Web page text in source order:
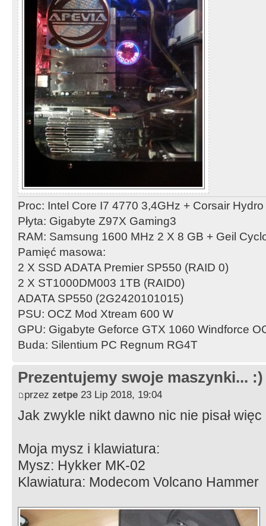
Proc: Intel Core I7 4770 3,4GHz + Corsair
Płyta: Gigabyte Z97X Gaming3
RAM: Samsung 1600 MHz 2 X 8 GB + Geil
Pamięć masowa:
2 X SSD ADATA Premier SP550 (RAID 0)
2 X ST1000DM003 1TB (RAID0)
ADATA SP550 (2G2420101015)
PSU: OCZ Mod Xtream 600 W
GPU: Gigabyte Geforce GTX 1060 Windforce
Buda: Silentium PC Regnum RG4T
Prezentujemy swoje maszynki... :)
przez zetpe 23 Lip 2018, 19:04
Jak zwykle nikt dawno nic nie pisał
Moja mysz i klawiatura:
Mysz: Hykker MK-02
Klawiatura: Modecom Volcano Hammer